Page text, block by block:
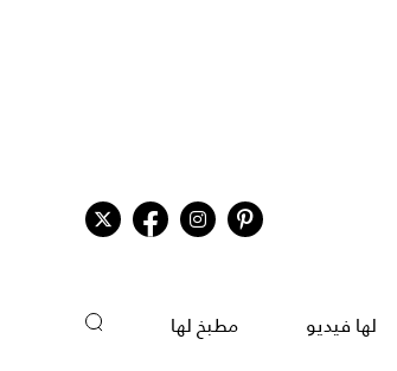
لها فيديو مطبخ لها